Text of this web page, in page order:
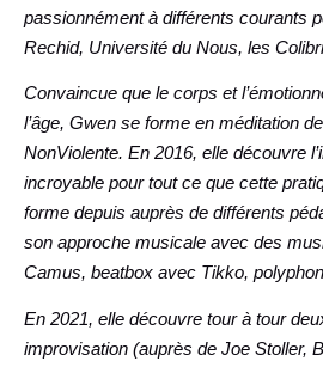
passionnément à différents courants
Rechid, Université du Nous, les
Convaincue que le corps et
l’âge, Gwen se forme en méditation
NonViolente. En 2016, elle découvre
incroyable pour tout ce que cette
forme depuis auprès de différents
son approche musicale avec des
Camus, beatbox avec Tikko,
En 2021, elle découvre tour à tour
improvisation (auprès de Joe Stoller,